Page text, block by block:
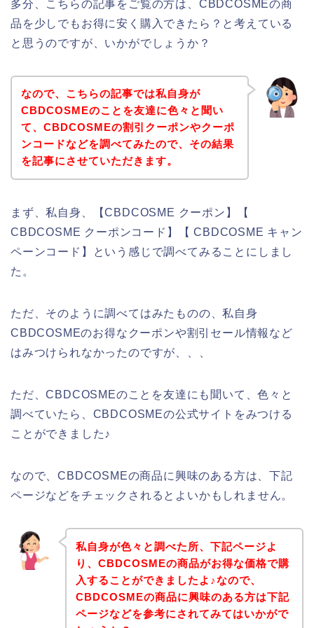
多分、こちらの記事をご覧の方は、CBDCOSMEの商
品を少しでもお得に安く購入できたら？と考えている
と思うのですが、いかがでしょうか？
なので、こちらの記事では私自身が
CBDCOSMEのことを友達に色々と聞い
て、CBDCOSMEの割引クーポンやクーポ
ンコードなどを調べてみたので、その結果
を記事にさせていただきます。
まず、私自身、【CBDCOSME クーポン】【
CBDCOSME クーポンコード】【 CBDCOSME キャン
ペーンコード】という感じで調べてみることにしまし
た。
ただ、そのように調べてはみたものの、私自身
CBDCOSMEのお得なクーポンや割引セール情報など
はみつけられなかったのですが、、、
ただ、CBDCOSMEのことを友達にも聞いて、色々と
調べていたら、CBDCOSMEの公式サイトをみつける
ことができました♪
なので、CBDCOSMEの商品に興味のある方は、下記
ページなどをチェックされるとよいかもしれません。
私自身が色々と調べた所、下記ページよ
り、CBDCOSMEの商品がお得な価格で購
入することができましたよ♪なので、
CBDCOSMEの商品に興味のある方は下記
ページなどを参考にされてみてはいかがで